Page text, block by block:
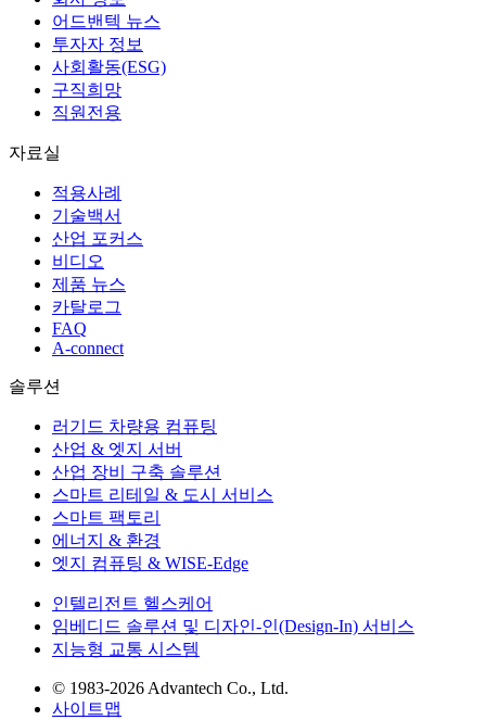
어드밴텍 뉴스
투자자 정보
사회활동(ESG)
구직희망
직원전용
자료실
적용사례
기술백서
산업 포커스
비디오
제품 뉴스
카탈로그
FAQ
A-connect
솔루션
러기드 차량용 컴퓨팅
산업 & 엣지 서버
산업 장비 구축 솔루션
스마트 리테일 & 도시 서비스
스마트 팩토리
에너지 & 환경
엣지 컴퓨팅 & WISE-Edge
인텔리전트 헬스케어
임베디드 솔루션 및 디자인-인(Design-In) 서비스
지능형 교통 시스템
© 1983-2026 Advantech Co., Ltd.
사이트맵